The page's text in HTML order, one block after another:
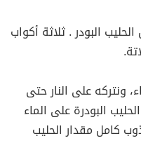
البودر . ثلاثة أكواب
ونتركه على النار حتى
البودرة على الماء
كامل مقدار الحليب